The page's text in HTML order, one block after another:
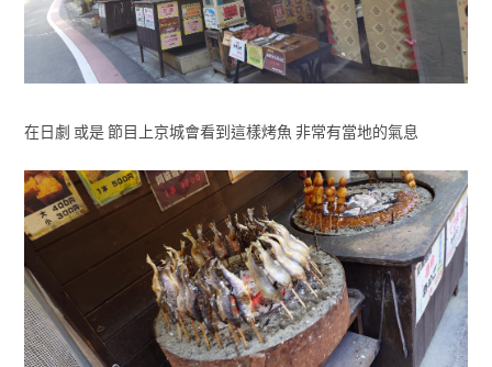
在日劇 或是 節目上京城會看到這樣烤魚 非常有當地的氣息